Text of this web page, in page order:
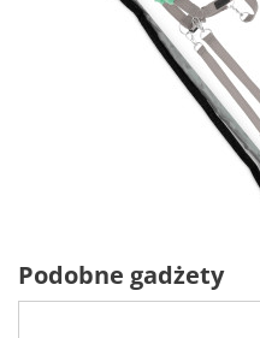
Podobne gadżety